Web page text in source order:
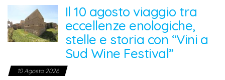
Il 10 agosto viaggio tra
eccellenze enologiche,
stelle e storia con “Vini a
Sud Wine Festival”
10 Agosto 2026